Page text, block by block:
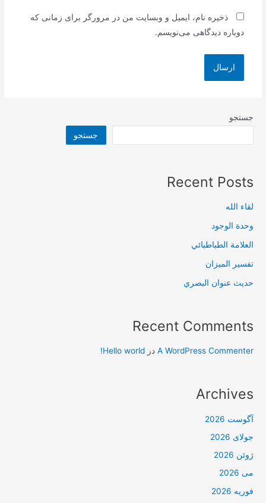
ذخیره نام، ایمیل و وبسایت من در مرورگر برای زمانی که
دوباره دیدگاهی می‌نویسم.
جستجو
جستجو
Recent Posts
لقاء الله
وحدة الوجود
العلامة الطباطبائي
تفسير الميزان
حديث عنوان البصري
Recent Comments
A WordPress Commenter درHello world!
Archives
آگوست 2026
جولای 2026
ژوئن 2026
می 2026
فوریه 2026